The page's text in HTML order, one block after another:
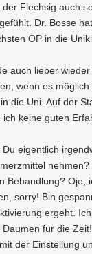
der Flechsig auch
Dr. Bosse
OP in die
auch lieber wieder
wenn es
die Uni. Auf der
ich keine guten
Du eigentlich
nehmen?
Behandlung? Oje,
sorry! Bin
ergeht.
für die
der Einstellung